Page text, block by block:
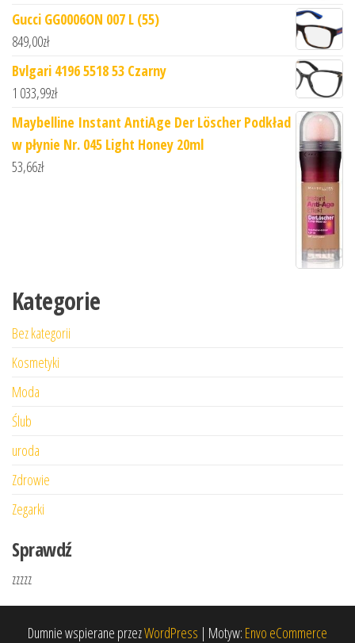
Gucci GG0006ON 007 L (55)
849,00zł
Bvlgari 4196 5518 53 Czarny
1 033,99zł
Maybelline Instant AntiAge Der Löscher Podkład
w płynie Nr. 045 Light Honey 20ml
53,66zł
Kategorie
Bez kategorii
Kosmetyki
Moda
Ślub
uroda
Zdrowie
Zegarki
Sprawdź
zzzzz
Dumnie wspierane przezWordPress | Motyw: Envo eCommerce